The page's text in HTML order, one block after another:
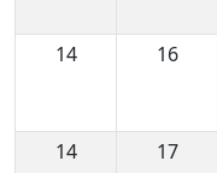
14
16
14
17